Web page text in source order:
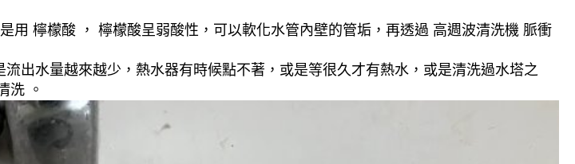
檸檬酸 ， 檸檬酸呈弱酸性，可以軟化水管內壁的管垢，再透過 高週波清洗機 脈衝
出水量越來越少，熱水器有時候點不著，或是等很久才有熱水，或是清洗過水塔之
洗 。